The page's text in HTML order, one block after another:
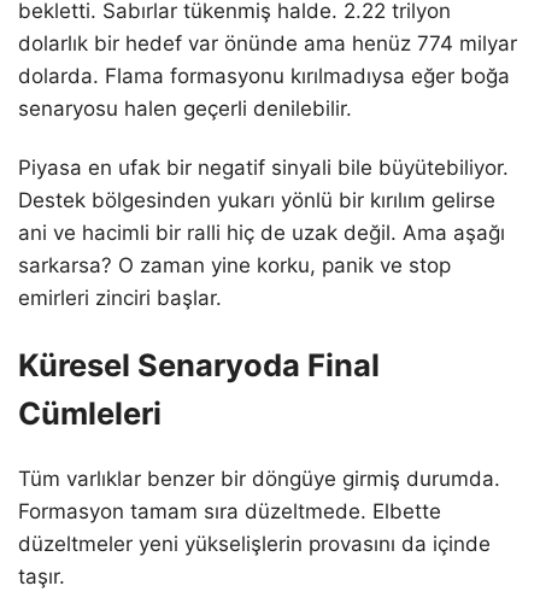
bekletti. Sabırlar tükenmiş halde. 2.22 trilyon
dolarlık bir hedef var önünde ama henüz 774 milyar
dolarda. Flama formasyonu kırılmadıysa eğer boğa
senaryosu halen geçerli denilebilir.
Piyasa en ufak bir negatif sinyali bile büyütebiliyor.
Destek bölgesinden yukarı yönlü bir kırılım gelirse
ani ve hacimli bir ralli hiç de uzak değil. Ama aşağı
sarkarsa? O zaman yine korku, panik ve stop
emirleri zinciri başlar.
Küresel Senaryoda Final
Cümleleri
Tüm varlıklar benzer bir döngüye girmiş durumda.
Formasyon tamam sıra düzeltmede. Elbette
düzeltmeler yeni yükselişlerin provasını da içinde
taşır.